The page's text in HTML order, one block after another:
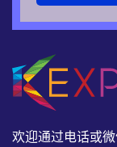
欢迎通过电话或